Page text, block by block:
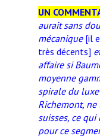
UN
aurait sans
mécanique [il
très décents]
affaire si
moyenne
spirale du
Richemont,
suisses, ce qui
pour ce